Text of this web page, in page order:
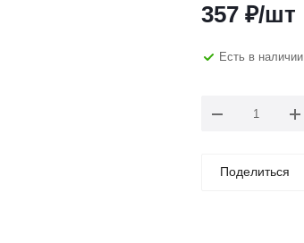
357 ₽/шт
Есть в наличии
Поделиться